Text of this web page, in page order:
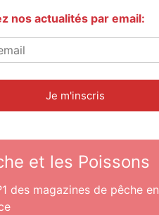
nos actualités par email:
et les Poissons
des magazines de pêche en